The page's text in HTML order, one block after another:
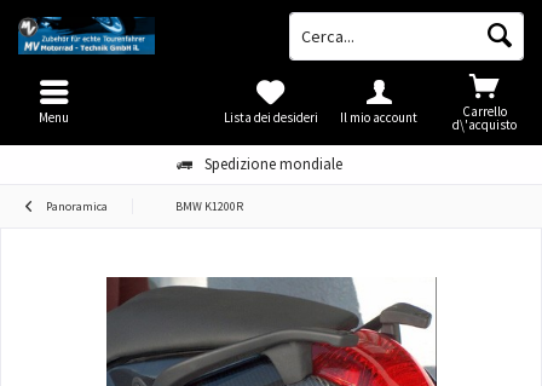
Spedizione mondiale
Carrello
d\'acquisto
Lista dei desideri Il mio account
Menu
Panoramica BMW K1200R